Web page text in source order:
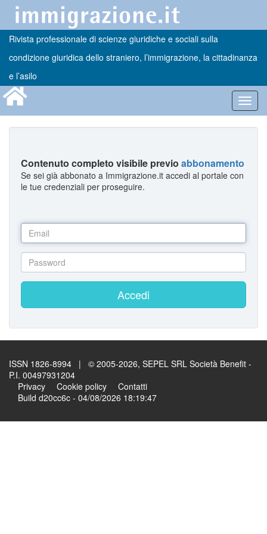
Rivista professionale di scienze giuridiche e sociali sulla
condizione giuridica dello straniero, l’immigrazione, la cittadinanza
e l’asilo
Contenuto completo visibile previo abbonamento
Se sei già abbonato a Immigrazione.it accedi al portale con
le tue credenziali per proseguire.
Accedi
ISSN 1826-8994 | © 2005-2026, SEPEL SRL Società Benefit -
P.I. 00497931204
Privacy
Cookie policy
Contatti
Build d20cc6c - 04/08/2026 18:19:47